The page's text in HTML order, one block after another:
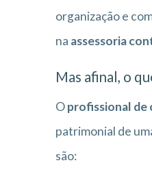
organização e
na assessoria
Mas afinal, o
Oprofissional de
patrimonial de
são: